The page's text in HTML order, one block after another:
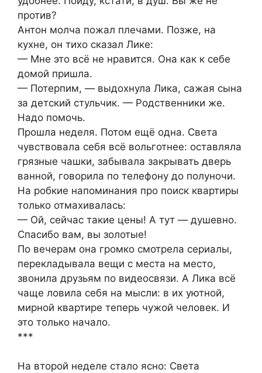
против?
Антон молча пожал плечами. Позже, на
кухне, он тихо сказал Лике:
— Мне это всё не нравится. Она как к себе
домой пришла.
— Потерпим, — выдохнула Лика, сажая сына
за детский стульчик. — Родственники же.
Надо помочь.
Прошла неделя. Потом ещё одна. Света
чувствовала себя всё вольготнее: оставляла
грязные чашки, забывала закрывать дверь
ванной, говорила по телефону до полуночи.
На робкие напоминания про поиск квартиры
только отмахивалась:
— Ой, сейчас такие цены! А тут — душевно.
Спасибо вам, вы золотые!
По вечерам она громко смотрела сериалы,
перекладывала вещи с места на место,
звонила друзьям по видеосвязи. А Лика всё
чаще ловила себя на мысли: в их уютной,
мирной квартире теперь чужой человек. И
это только начало.
***
На второй неделе стало ясно: Света